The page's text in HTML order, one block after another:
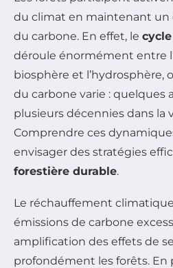
du climat en maintenant un
du carbone. En effet, le
déroule énormément entre
biosphère et l’hydrosphère,
du carbone varie : quelques
plusieurs décennies dans la
Comprendre ces
envisager des stratégies
forestière durable.
Le réchauffement
émissions de carbone
amplification des effets de
profondément les forêts. En